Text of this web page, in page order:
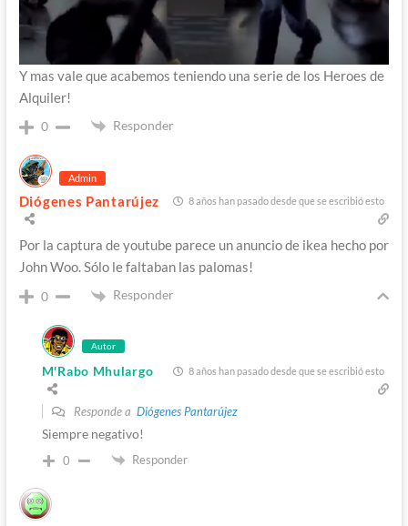
Y mas vale que acabemos teniendo una serie de los Heroes de
Alquiler!
0 Responder
Admin
Diógenes Pantarújez 8 años han pasado desde que se escribió esto
Por la captura de youtube parece un anuncio de ikea hecho por
John Woo. Sólo le faltaban las palomas!
0 Responder
Autor
M'Rabo Mhulargo 8 años han pasado desde que se escribió esto
Responde a Diógenes Pantarújez
Siempre negativo!
0 Responder